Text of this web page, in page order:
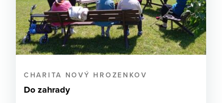
CHARITA NOVÝ HROZENKOV
Do zahrady